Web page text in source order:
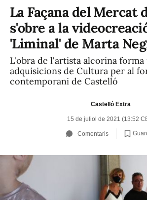
La Façana del Mercat
s'obre a la
'Liminal' de Marta
L'obra de l'artista alcorina forma
adquisicions de Cultura per al
contemporani de Castelló
Castelló Extra
15 de juliol de 2021 (13:52
Comentaris